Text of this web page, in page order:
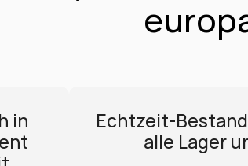
in
Echtzeit-
alle Lager